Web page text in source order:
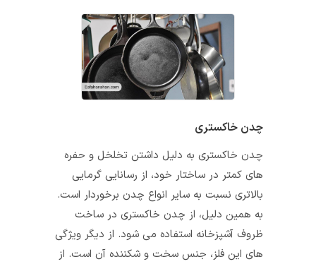
چدن خاکستری
چدن خاکستری به دلیل داشتن تخلخل و حفره
های کمتر در ساختار خود، از رسانایی گرمایی
بالاتری نسبت به سایر انواع چدن برخوردار است.
به همین دلیل، از چدن خاکستری در ساخت
ظروف آشپزخانه استفاده می شود. از دیگر ویژگی
های این فلز، جنس سخت و شکننده آن است. از